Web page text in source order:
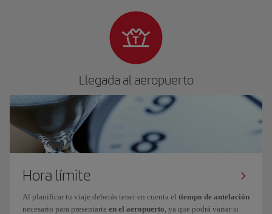
Llegada al aeropuerto
Hora límite
Al planificar tu viaje deberás tener en cuenta el tiempo de antelación
necesario para presentarte en el aeropuerto , ya que podrá variar si